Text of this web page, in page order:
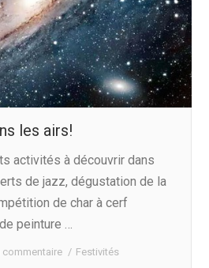
les airs!
activités à découvrir dans
de jazz, dégustation de la
de char à cerf
peinture …
commentaire
Festivités